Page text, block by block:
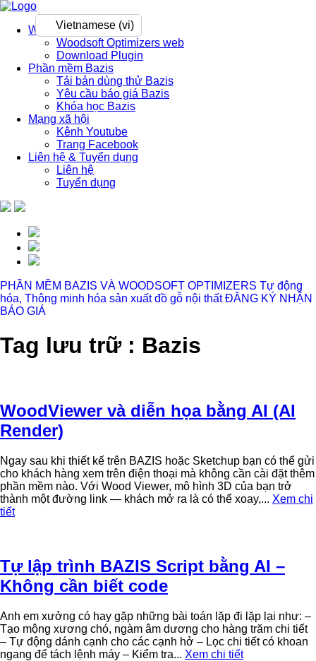
Woodsoft Optimizers
Woodsoft Optimizers web
Download Plugin
Phần mềm Bazis
Tải bản dùng thử Bazis
Yêu cầu báo giá Bazis
Khóa học Bazis
Mạng xã hội
Kênh Youtube
Trang Facebook
Liên hệ & Tuyển dụng
Liên hệ
Tuyển dụng
PHẦN MỀM BAZIS VÀ WOODSOFT OPTIMIZERS Tự động
hóa, Thông minh hóa sản xuất đồ gỗ nội thất ĐĂNG KÝ NHẬN
BÁO GIÁ
Tag lưu trữ : Bazis
WoodViewer và diễn họa bằng AI (AI
Render)
Ngay sau khi thiết kế trên BAZIS hoặc Sketchup bạn có thể gửi
cho khách hàng xem trên điện thoại mà không cần cài đặt thêm
phần mềm nào. Với Wood Viewer, mô hình 3D của bạn trở
thành một đường link — khách mở ra là có thể xoay,... Xem chi
tiết
Tự lập trình BAZIS Script bằng AI –
Không cần biết code
Anh em xưởng có hay gặp những bài toán lặp đi lặp lại như: –
Tạo mộng xương chó, ngàm âm dương cho hàng trăm chi tiết
– Tự động dánh cạnh cho các cạnh hở – Lọc chi tiết có khoan
ngang để tách lệnh máy – Kiểm tra... Xem chi tiết
Vietnamese (vi)